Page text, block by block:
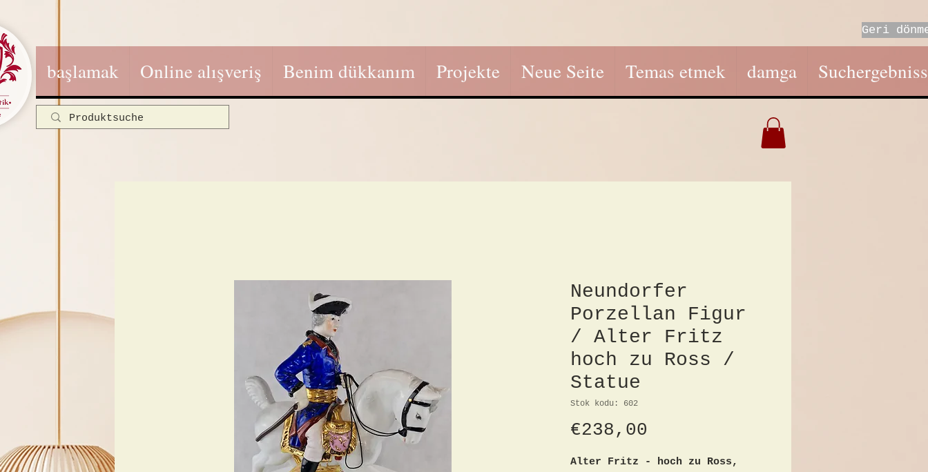
Geri
başlamak Online alışveriş Benim dükkanım Projekte Neue Seite Temas etmek damga
Neundorfer
Porzellan Figur
/ Alter Fritz
hoch zu Ross /
Statue
Stok kodu: 602
€238,00
Alter Fritz - hoch zu Ross,